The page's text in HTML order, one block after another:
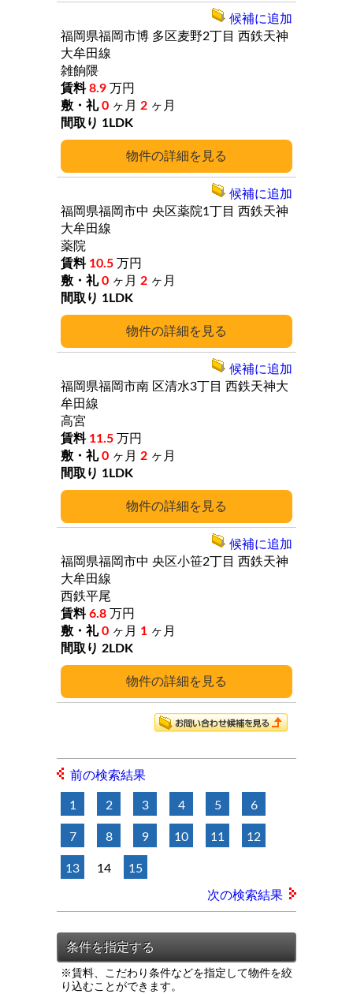
詳細
福岡県福岡市博 多区麦野2丁目 西鉄天神
大牟田線
雑餉隈
8.9 万円
0 ヶ月 2 ヶ月
1LDK
候補に追加
詳細
福岡県福岡市中 央区薬院1丁目 西鉄天神
大牟田線
薬院
10.5 万円
0 ヶ月 2 ヶ月
1LDK
候補に追加
詳細
福岡県福岡市南 区清水3丁目 西鉄天神大
牟田線
高宮
11.5 万円
0 ヶ月 2 ヶ月
1LDK
候補に追加
詳細
福岡県福岡市中 央区小笹2丁目 西鉄天神
大牟田線
西鉄平尾
6.8 万円
0 ヶ月 1 ヶ月
2LDK
候補に追加
前の検索結果
1 2 3 4 5 6
7 8 9 10 11 12
13 14 15
次の検索結果
※賃料、こだわり条件などを指定して物件を絞
り込むことができます。